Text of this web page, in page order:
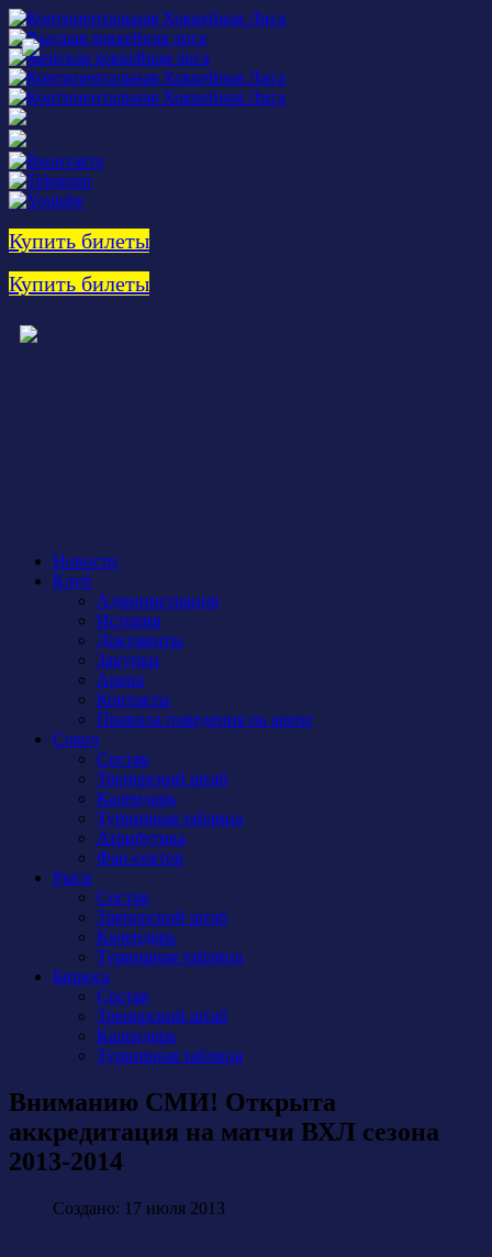
Купить билеты
Купить билеты
Новости
Клуб
Администрация
История
Документы
Закупки
Арена
Контакты
Правила поведения на арене
Сокол
Состав
Тренерский штаб
Календарь
Турнирная таблица
Атрибутика
Фан-сектор
Рыси
Состав
Тренерский штаб
Календарь
Турнирная таблица
Бирюса
Состав
Тренерский штаб
Календарь
Турнирная таблица
Вниманию СМИ! Открыта
аккредитация на матчи ВХЛ сезона
2013-2014
Создано: 17 июля 2013